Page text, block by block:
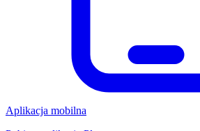
Aplikacja mobilna